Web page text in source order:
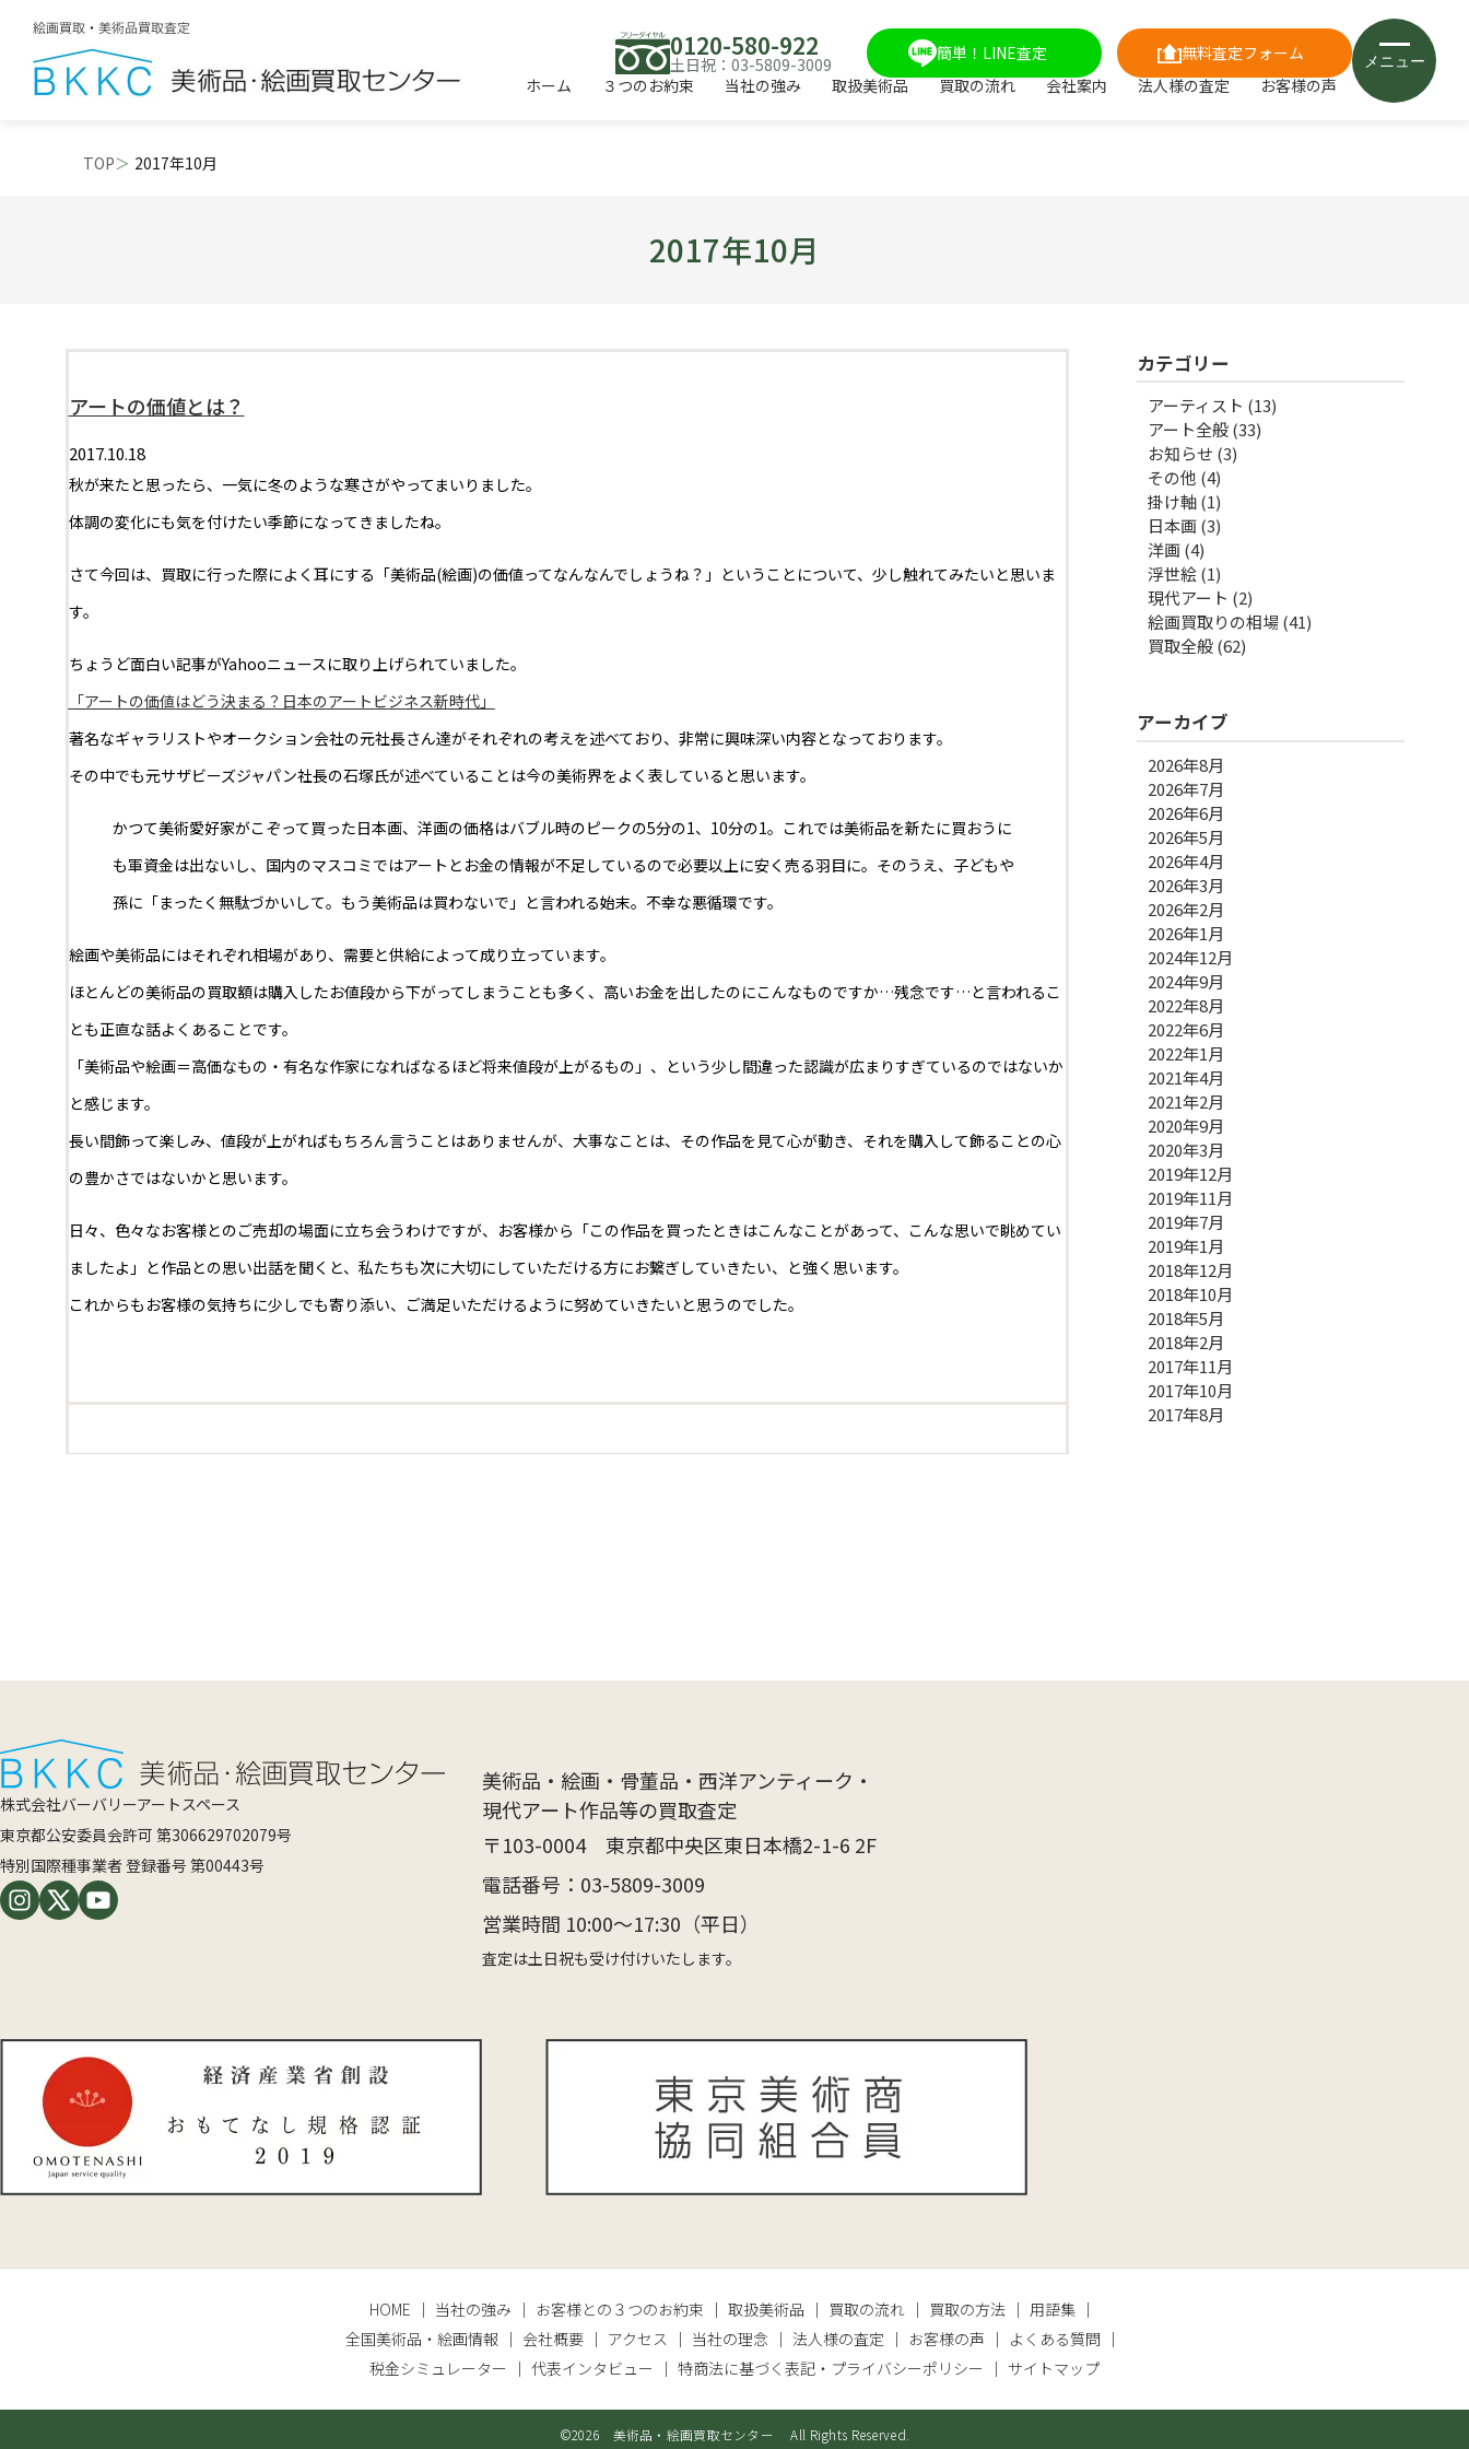
0120-580-922
土日祝：03-5809-3009
簡単！LINE査定
無料査定フォーム
ホーム
３つのお約束 当社の強み 取扱美術品 買取の流れ 会社案内 法人様の査定 お客様の声
メニュー
TOP 2017年10月
2017年10月
アートの価値とは？
2017.10.18
秋が来たと思ったら、一気に冬のような寒さがやってまいりました。
体調の変化にも気を付けたい季節になってきましたね。
さて今回は、買取に行った際によく耳にする「美術品(絵画)の価値ってなんなんでしょうね？」ということについて、少し触れてみたいと思いま
す。
ちょうど面白い記事がYahooニュースに取り上げられていました。
「アートの価値はどう決まる？日本のアートビジネス新時代」
著名なギャラリストやオークション会社の元社長さん達がそれぞれの考えを述べており、非常に興味深い内容となっております。
その中でも元サザビーズジャパン社長の石塚氏が述べていることは今の美術界をよく表していると思います。
かつて美術愛好家がこぞって買った日本画、洋画の価格はバブル時のピークの5分の1、10分の1。これでは美術品を新たに買おうに
も軍資金は出ないし、国内のマスコミではアートとお金の情報が不足しているので必要以上に安く売る羽目に。そのうえ、子どもや
孫に「まったく無駄づかいして。もう美術品は買わないで」と言われる始末。不幸な悪循環です。
絵画や美術品にはそれぞれ相場があり、需要と供給によって成り立っています。
ほとんどの美術品の買取額は購入したお値段から下がってしまうことも多く、高いお金を出したのにこんなものですか…残念です…と言われるこ
とも正直な話よくあることです。
「美術品や絵画＝高価なもの・有名な作家になればなるほど将来値段が上がるもの」、という少し間違った認識が広まりすぎているのではないか
と感じます。
長い間飾って楽しみ、値段が上がればもちろん言うことはありませんが、大事なことは、その作品を見て心が動き、それを購入して飾ることの心
の豊かさではないかと思います。
日々、色々なお客様とのご売却の場面に立ち会うわけですが、お客様から「この作品を買ったときはこんなことがあって、こんな思いで眺めてい
ましたよ」と作品との思い出話を聞くと、私たちも次に大切にしていただける方にお繋ぎしていきたい、と強く思います。
これからもお客様の気持ちに少しでも寄り添い、ご満足いただけるように努めていきたいと思うのでした。
カテゴリー
アーティスト (13)
アート全般(33)
お知らせ (3)
その他 (4)
掛け軸(1)
日本画(3)
洋画(4)
浮世絵(1)
現代アート (2)
絵画買取りの相場(41)
買取全般(62)
アーカイブ
2026年8月
2026年7月
2026年6月
2026年5月
2026年4月
2026年3月
2026年2月
2026年1月
2024年12月
2024年9月
2022年8月
2022年6月
2022年1月
2021年4月
2021年2月
2020年9月
2020年3月
2019年12月
2019年11月
2019年7月
2019年1月
2018年12月
2018年10月
2018年5月
2018年2月
2017年11月
2017年10月
2017年8月
株式会社バーバリーアートスペース
東京都公安委員会許可 第306629702079号
特別国際種事業者 登録番号 第00443号
美術品・絵画・骨董品・西洋アンティーク・
現代アート作品等の買取査定
〒103-0004 東京都中央区東日本橋2-1-6 2F
電話番号： 03-5809-3009
営業時間 10:00〜17:30（平日）
査定は土日祝も受け付けいたします。
HOME 当社の強み お客様との３つのお約束 取扱美術品 買取の流れ 買取の方法
用語集
全国美術品・絵画情報
会社概要 アクセス 当社の理念 法人様の査定 お客様の声
よくある質問
税金シミュレーター
代表インタビュー 特商法に基づく表記・プライバシーポリシー サイトマップ
©2026 美術品・絵画買取センター All Rights Reserved.